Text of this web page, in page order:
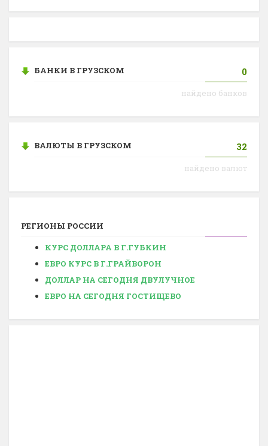
БАНКИ В ГРУЗСКОМ 0
найдено банков
ВАЛЮТЫ В ГРУЗСКОМ 32
найдено валют
РЕГИОНЫ РОССИИ
КУРС ДОЛЛАРА В Г.ГУБКИН
ЕВРО КУРС В Г.ГРАЙВОРОН
ДОЛЛАР НА СЕГОДНЯ ДВУЛУЧНОЕ
ЕВРО НА СЕГОДНЯ ГОСТИЩЕВО